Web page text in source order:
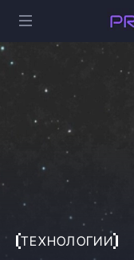
ТЕХНОЛОГИИ